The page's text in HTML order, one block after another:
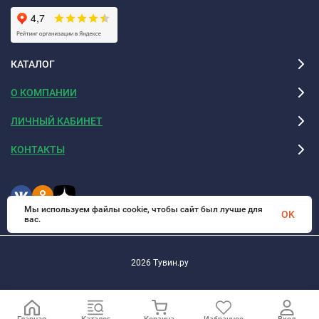
КАТАЛОГ
О КОМПАНИИ
ЛИЧНЫЙ КАБИНЕТ
КОНТАКТЫ
2026 Тувин.ру
Мы используем файлы cookie, чтобы сайт был лучше для
вас.
OK